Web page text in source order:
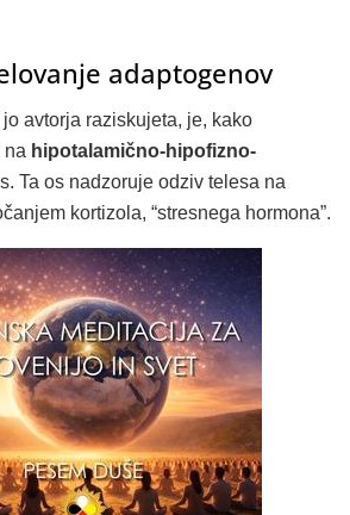
adaptogenov
avtorja raziskujeta, je, kako
na hipotalamično-hipofizno-
Ta os nadzoruje odziv telesa na
kortizola, “stresnega hormona”.